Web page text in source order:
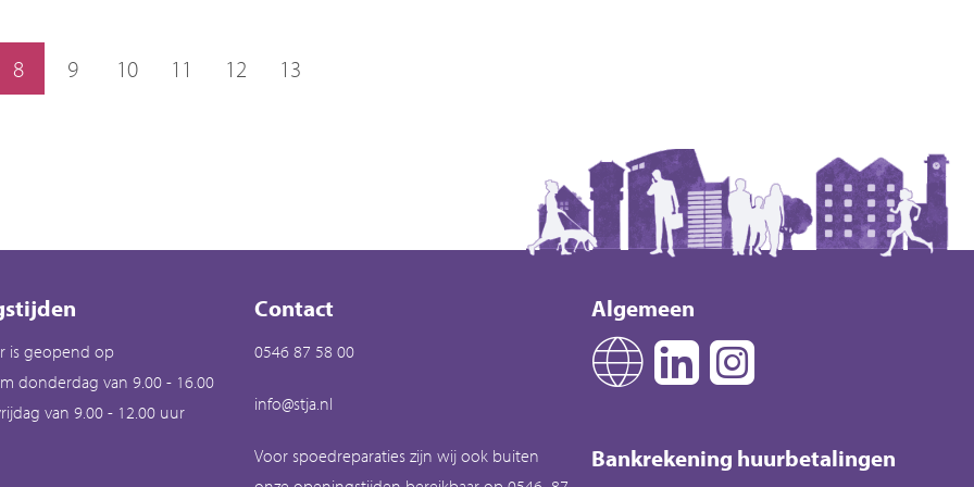
8 9 10 11 12 13
is geopend op
donderdag van 9.00 - 16.00
van 9.00 - 12.00 uur
Contact
0546 87 58 00
info@stja.nl
Voor spoedreparaties zijn wij ook buiten
Algemeen
Bankrekening huurbetalingen